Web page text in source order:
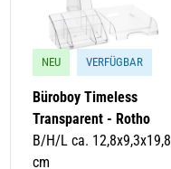
NEU VERFÜGBAR
Büroboy Timeless
Transparent - Rotho
B/H/L ca. 12,8x9,3x19,8
cm